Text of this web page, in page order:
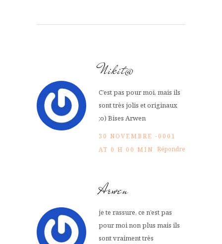
Nikit@
C’est pas pour moi, mais ils
sont très jolis et originaux
;o) Bises Arwen
30 NOVEMBRE -0001
AT 0 H 00 MIN Répondre
Arwen
je te rassure, ce n’est pas
pour moi non plus mais ils
sont vraiment très